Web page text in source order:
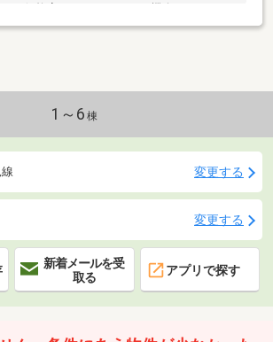
円に価格変更しました。この機会にぜひ、ど
1～6 棟
変更する
変更する
新着メールを受
取る
アプリで探す